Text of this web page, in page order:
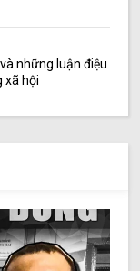
những luận điệu
xã hội